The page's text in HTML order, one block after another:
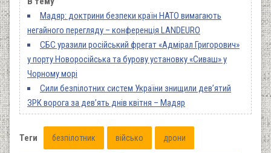
Мадяр: доктрини безпеки країн НАТО вимагають
негайного перегляду – конференція LANDEURO
СБС уразили російський фрегат «Адмірал Григорович»
у порту Новоросійська та бурову установку «Сиваш» у
Чорному морі
Сили безпілотних систем України знищили дев’ятий
ЗРК ворога за дев’ять днів квітня – Мадяр
Теги безпілотник військо дрони